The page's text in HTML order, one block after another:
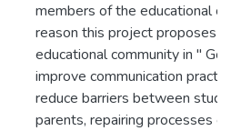
members of the educational
reason this project proposes
educational community in ''
improve communication
reduce barriers between
parents, repairing processes